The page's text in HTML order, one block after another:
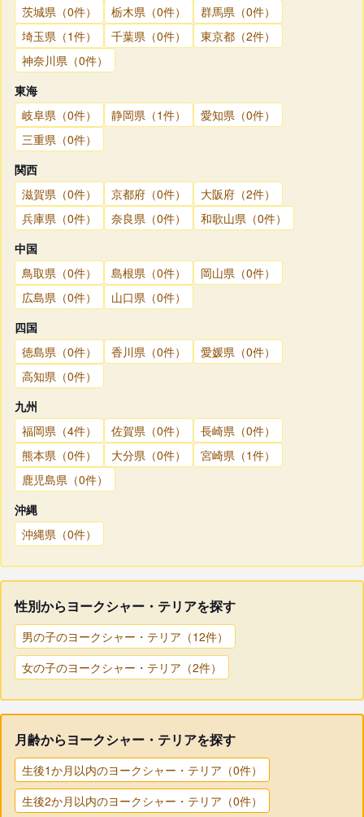
茨城県（0件） 栃木県（0件）
群馬県（0件）
埼玉県（1件）
千葉県（0件）
東京都（2件）
神奈川県（0件）
東海
岐阜県（0件）
静岡県（1件）
愛知県（0件）
三重県（0件）
関西
滋賀県（0件）
京都府（0件）
大阪府（2件）
兵庫県（0件）
奈良県（0件）
和歌山県（0件）
中国
鳥取県（0件）
島根県（0件）
岡山県（0件）
広島県（0件）
山口県（0件）
四国
徳島県（0件）
香川県（0件）
愛媛県（0件）
高知県（0件）
九州
福岡県（4件）
佐賀県（0件）
長崎県（0件）
熊本県（0件）
大分県（0件）
宮崎県（1件）
鹿児島県（0件）
沖縄
沖縄県（0件）
性別からヨークシャー・テリアを探す
男の子のヨークシャー・テリア（12件）
女の子のヨークシャー・テリア（2件）
月齢からヨークシャー・テリアを探す
生後1か月以内のヨークシャー・テリア（0件）
生後2か月以内のヨークシャー・テリア（0件）